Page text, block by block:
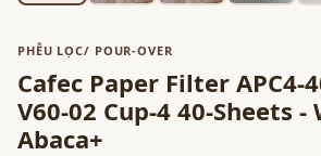
PHỄU LỌC/ POUR-OVER
Cafec Paper Filter APC4-
V60-02 Cup-4 40-Sheets -
Abaca+